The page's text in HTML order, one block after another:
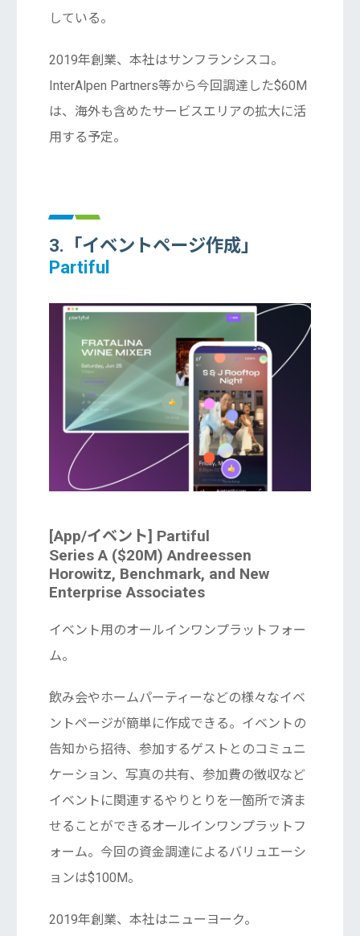
している。
2019年創業、本社はサンフランシスコ。
InterAlpen Partners等から今回調達した$60M
は、海外も含めたサービスエリアの拡大に活
用する予定。
3.「イベントページ作成」
Partiful
[App/イベント] Partiful
Series A ($20M) Andreessen
Horowitz, Benchmark, and New
Enterprise Associates
イベント用のオールインワンプラットフォー
ム。
飲み会やホームパーティーなどの様々なイベ
ントページが簡単に作成できる。イベントの
告知から招待、参加するゲストとのコミュニ
ケーション、写真の共有、参加費の徴収など
イベントに関連するやりとりを一箇所で済ま
せることができるオールインワンプラットフ
ォーム。今回の資金調達によるバリュエーシ
ョンは$100M。
2019年創業、本社はニューヨーク。